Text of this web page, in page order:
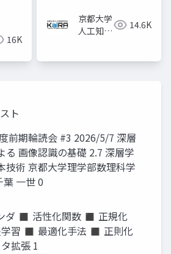
16K
京都大学
人工知能
14.6K
ト
前期輪読会 #3 2026/5/7 深層
る 画像認識の基礎 2.7 深層学
技術 京都大学理学部数理科学
葉 一世 0
ダ ◼ 活性化関数 ◼ 正規化
習 ◼ 最適化手法 ◼ 正則化
拡張 1